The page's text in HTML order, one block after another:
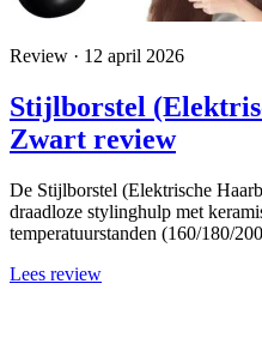
Review · 12 april 2026
Stijlborstel
Zwart review
De Stijlborstel (Elektrische
draadloze stylinghulp met
temperatuurstanden (160/180/
Lees review